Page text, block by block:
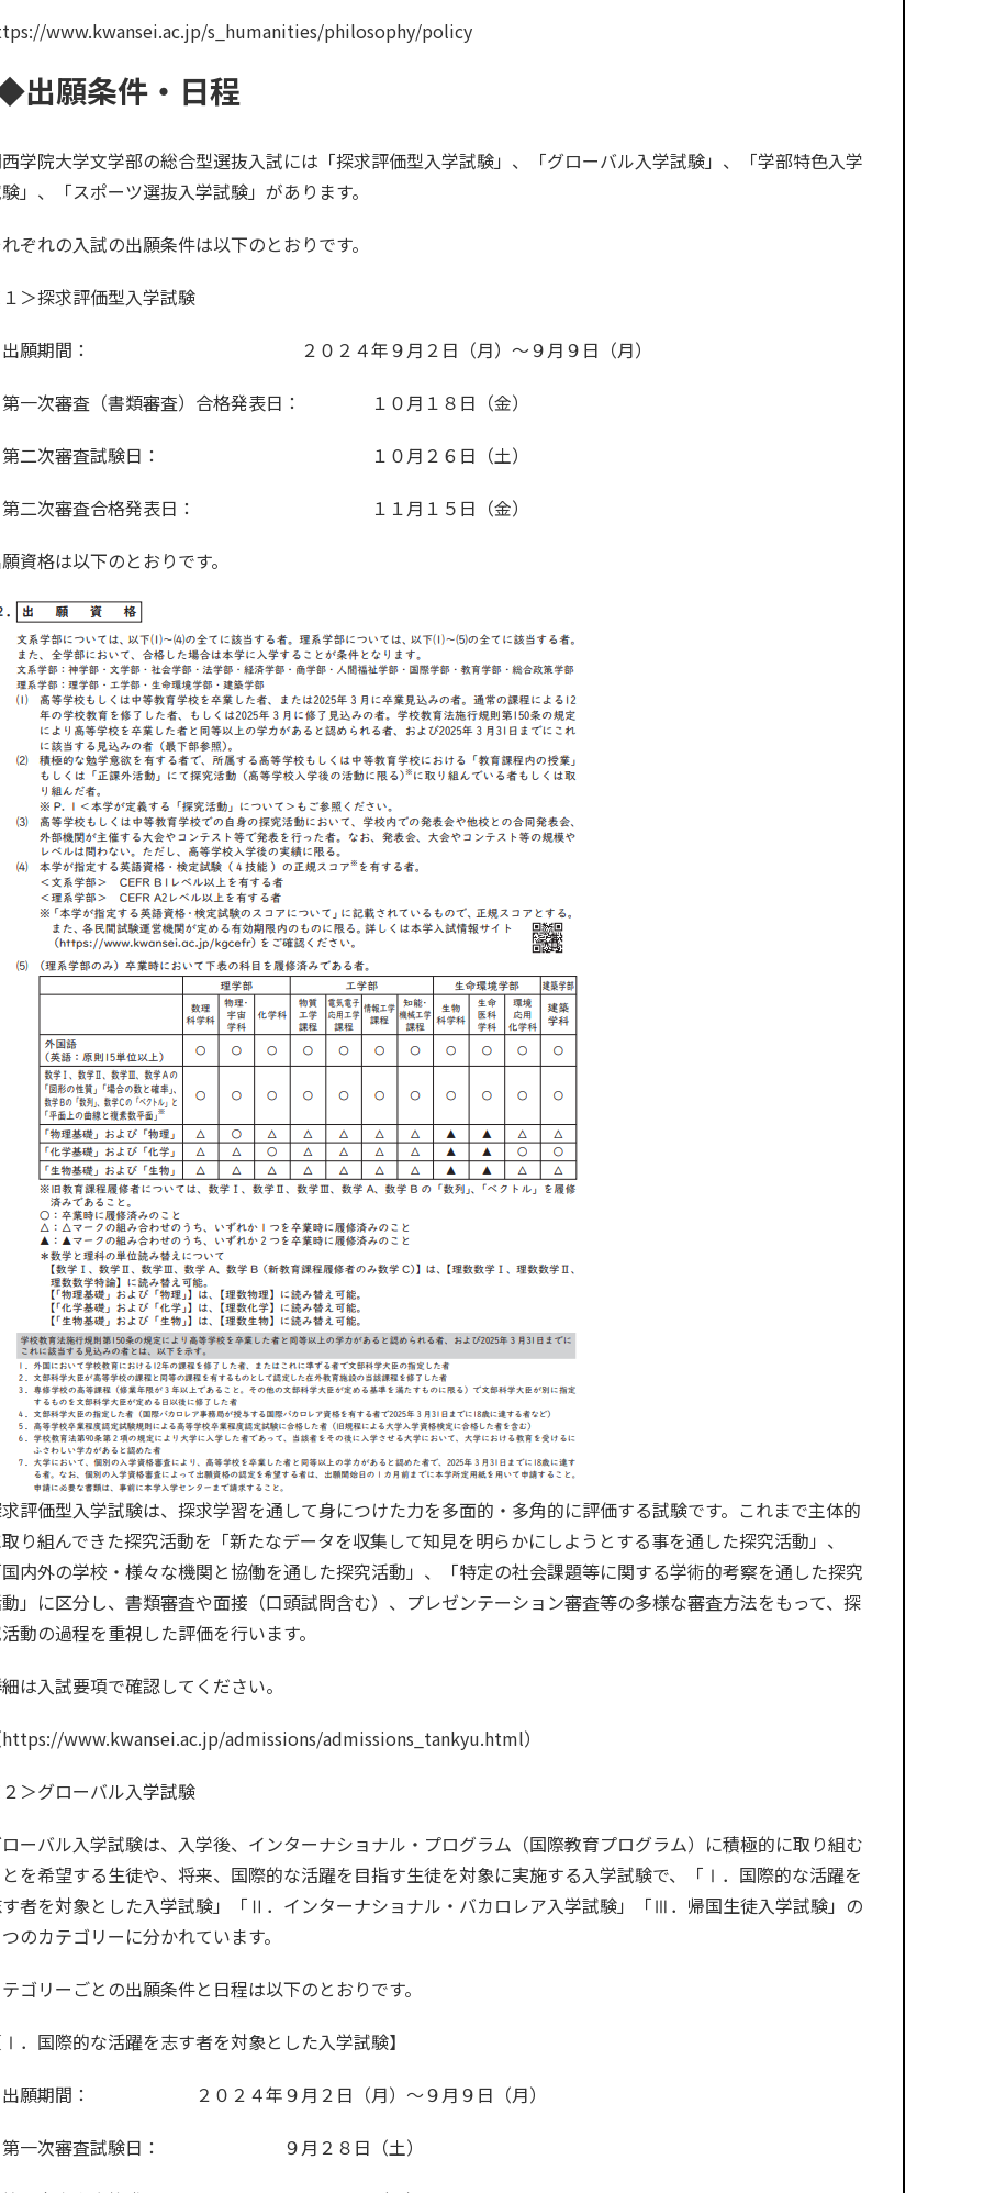
www.kwansei.ac.jp/s_humanities/philosophy/policy
出願条件・日程
学院大学文学部の総合型選抜入試には「探求評価型入学試験」、「グローバル入学試験」、「学部特色入学
」、「スポーツ選抜入学試験」があります。
ぞれの入試の出願条件は以下のとおりです。
＞探求評価型入学試験
出願期間： ２０２４年９月２日（月）～９月９日（月）
一次審査（書類審査）合格発表日： １０月１８日（金）
第二次審査試験日： １０月２６日（土）
第二次審査合格発表日： １１月１５日（金）
資格は以下のとおりです。
評価型入学試験は、探求学習を通して身につけた力を多面的・多角的に評価する試験です。これまで主体的
り組んできた探究活動を「新たなデータを収集して知見を明らかにしようとする事を通した探究活動」、
内外の学校・様々な機関と協働を通した探究活動」、「特定の社会課題等に関する学術的考察を通した探究
」に区分し、書類審査や面接（口頭試問含む）、プレゼンテーション審査等の多様な審査方法をもって、探
動の過程を重視した評価を行います。
は入試要項で確認してください。
https://www.kwansei.ac.jp/admissions/admissions_tankyu.html）
＞グローバル入学試験
ーバル入学試験は、入学後、インターナショナル・プログラム（国際教育プログラム）に積極的に取り組む
を希望する生徒や、将来、国際的な活躍を目指す生徒を対象に実施する入学試験で、「Ⅰ．国際的な活躍を
者を対象とした入学試験」「Ⅱ．インターナショナル・バカロレア入学試験」「Ⅲ．帰国生徒入学試験」の
のカテゴリーに分かれています。
ゴリーごとの出願条件と日程は以下のとおりです。
．国際的な活躍を志す者を対象とした入学試験】
出願期間： ２０２４年９月２日（月）～９月９日（月）
第一次審査試験日： ９月２８日（土）